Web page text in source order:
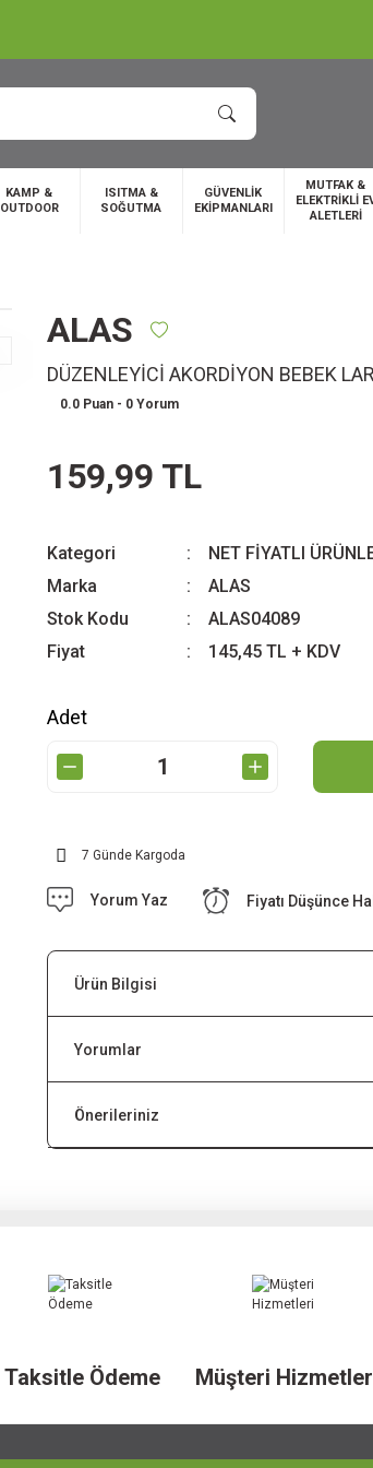
KAMP &
OUTDOOR
ISITMA &
SOĞUTMA
GÜVENLİK
EKİPMANLARI
MUTFAK &
ELEKTRİKLİ
ALETLERİ
ALAS
DÜZENLEYİCİ AKORDİYON BEBEK
0.0 Puan - 0 Yorum
159,99 TL
Kategori NET FİYATLI
Marka
ALAS
Stok Kodu
ALAS04089
Fiyat
145,45 TL + KDV
Adet
7 Günde Kargoda
Yorum Yaz Fiyatı Düşünce
Ürün Bilgisi
Yorumlar
Önerileriniz
Taksitle Ödeme Müşteri